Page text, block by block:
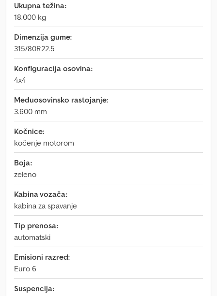
Ukupna težina:
18.000 kg
Dimenzija gume:
315/80R22.5
Konfiguracija osovina:
4x4
Međuosovinsko rastojanje:
3.600 mm
Kočnice:
kočenje motorom
Boja:
zeleno
Kabina vozača:
kabina za spavanje
Tip prenosa:
automatski
Emisioni razred:
Euro 6
Suspencija: